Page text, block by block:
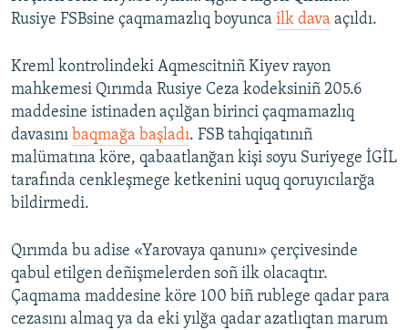
Rusiye FSBsine çaqmamazlıq boyunca ilk dava açıldı.
Kreml kontrolindeki Aqmescitniñ Kiyev rayon
mahkemesi Qırımda Rusiye Ceza kodeksiniñ 205.6
maddesine istinaden açılğan birinci çaqmamazlıq
davasını baqmağa başladı. FSB tahqiqatınıñ
malümatına köre, qabaatlanğan kişi soyu Suriyege İGİL
tarafında cenkleşmege ketkenini uquq qoruyıcılarğa
bildirmedi.
Qırımda bu adise «Yarovaya qanunı» çerçivesinde
qabul etilgen deñişmelerden soñ ilk olacaqtır.
Çaqmama maddesine köre 100 biñ rublege qadar para
cezasını almaq ya da eki yılğa qadar azatlıqtan marum